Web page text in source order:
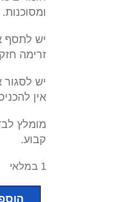
ומסוכנות.
יש לתסף
זרימה
יש
אין
מומלץ
קבוע.
1 במלאי